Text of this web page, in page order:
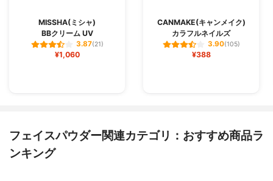
MISSHA(ミシャ)
BBクリーム UV
3.87(21)
¥1,060
CANMAKE(キャンメイク)
カラフルネイルズ
3.90(105)
¥388
フェイスパウダー関連カテゴリ：おすすめ商品ラ
ンキング